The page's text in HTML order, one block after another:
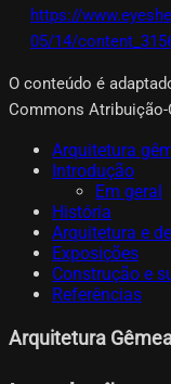
https://
05/14/
O conteúdo é
Commons
Arquitetura
Introdução
Em geral
História
Arquitetura e
Exposições
Construção e
Referências
Arquitetura